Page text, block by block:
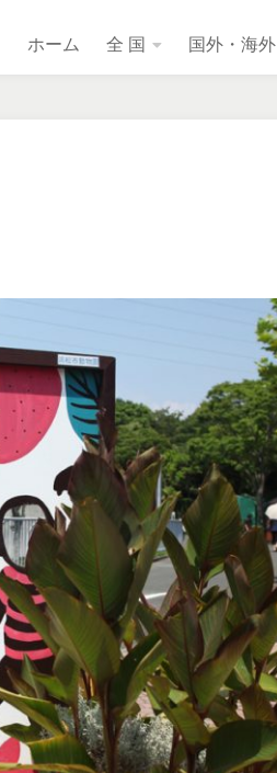
ホーム 全 国 国外・海外